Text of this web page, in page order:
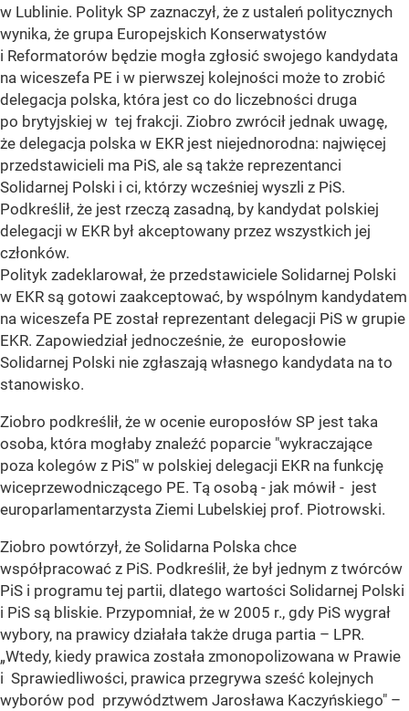
w Lublinie. Polityk SP zaznaczył, że z ustaleń politycznych
wynika, że grupa Europejskich Konserwatystów
i Reformatorów będzie mogła zgłosić swojego kandydata
na wiceszefa PE i w pierwszej kolejności może to zrobić
delegacja polska, która jest co do liczebności druga
po brytyjskiej w tej frakcji. Ziobro zwrócił jednak uwagę,
że delegacja polska w EKR jest niejednorodna: najwięcej
przedstawicieli ma PiS, ale są także reprezentanci
Solidarnej Polski i ci, którzy wcześniej wyszli z PiS.
Podkreślił, że jest rzeczą zasadną, by kandydat polskiej
delegacji w EKR był akceptowany przez wszystkich jej
członków.
Polityk zadeklarował, że przedstawiciele Solidarnej Polski
w EKR są gotowi zaakceptować, by wspólnym kandydatem
na wiceszefa PE został reprezentant delegacji PiS w grupie
EKR. Zapowiedział jednocześnie, że europosłowie
Solidarnej Polski nie zgłaszają własnego kandydata na to
stanowisko.
Ziobro podkreślił, że w ocenie europosłów SP jest taka
osoba, która mogłaby znaleźć poparcie "wykraczające
poza kolegów z PiS" w polskiej delegacji EKR na funkcję
wiceprzewodniczącego PE. Tą osobą - jak mówił - jest
europarlamentarzysta Ziemi Lubelskiej prof. Piotrowski.
Ziobro powtórzył, że Solidarna Polska chce
współpracować z PiS. Podkreślił, że był jednym z twórców
PiS i programu tej partii, dlatego wartości Solidarnej Polski
i PiS są bliskie. Przypomniał, że w 2005 r., gdy PiS wygrał
wybory, na prawicy działała także druga partia – LPR.
„Wtedy, kiedy prawica została zmonopolizowana w Prawie
i Sprawiedliwości, prawica przegrywa sześć kolejnych
wyborów pod przywództwem Jarosława Kaczyńskiego" –